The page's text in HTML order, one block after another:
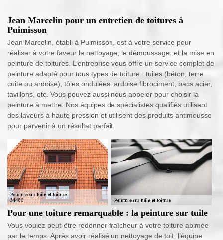
Jean Marcelin pour un entretien de toitures à
Puimisson
Jean Marcelin, établi à Puimisson, est à votre service pour
réaliser à votre faveur le nettoyage, le démoussage, et la mise en
peinture de toitures. L’entreprise vous offre un service complet de
peinture adapté pour tous types de toiture : tuiles (béton, terre
cuite ou ardoise), tôles ondulées, ardoise fibrociment, bacs acier,
tavillons, etc. Vous pouvez aussi nous appeler pour choisir la
peinture à mettre. Nos équipes de spécialistes qualifiés utilisent
des laveurs à haute pression et utilisent des produits antimousse
pour parvenir à un résultat parfait.
Pour une toiture remarquable : la peinture sur tuile
Vous voulez peut-être redonner fraîcheur à votre toiture abimée
par le temps. Après avoir réalisé un nettoyage de toit, l’équipe